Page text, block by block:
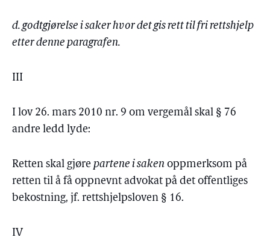
d. godtgjørelse i saker hvor det gis rett til fri rettshjelp
etter denne paragrafen.
III
I lov 26. mars 2010 nr. 9 om vergemål skal § 76
andre ledd lyde:
Retten skal gjøre partene i saken oppmerksom på
retten til å få oppnevnt advokat på det offentliges
bekostning, jf. rettshjelpsloven § 16.
IV